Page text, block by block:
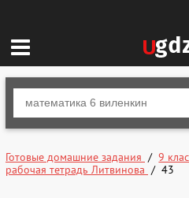
Готовые домашние задания 9
рабочая тетрадь Литвинова
43